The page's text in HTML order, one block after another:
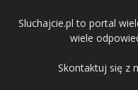
Sluchajcie.pl to portal
wiele
Skontaktuj się z